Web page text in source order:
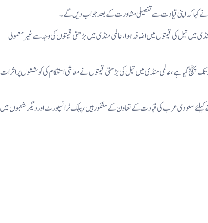
نے کہا کہ اپنی قیادت سے تفصیلی مشاورت کے بعد جواب دیں گے۔
میں تیل کی قیمتوں میں اضافہ ہوا، عالمی منڈی میں بڑھتی قیمتوں کی وجہ سے غیر معمولی
کہنا تھا پاکستان کا جنگ سے پہلے ایک ہفتے کا بل 30 کروڑ ڈالر تھا جو اب 80 کروڑ ڈالر تک پہنچ گیا ہے، عالمی منڈی میں تیل کی بڑھتی قیمتوں نے معاشی استحکام کی کوششوں پر اثرات
چیلنجز سے نمٹنے کیلئے سعودی عرب کی قیادت کے تعاون کے مشکور ہیں، پبلک ٹرانسپورٹ اور دیگر شعبوں میں